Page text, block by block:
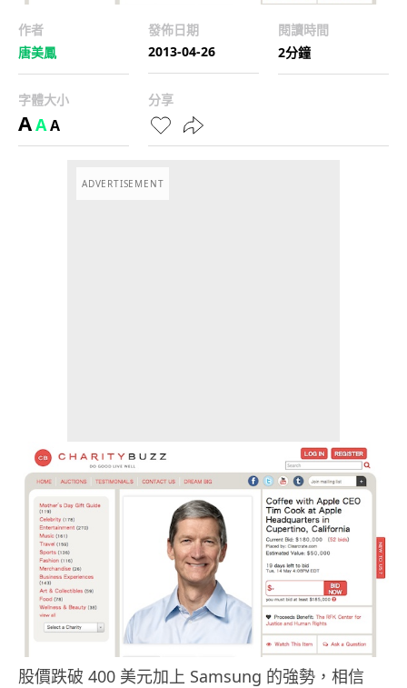
作者
唐美鳳
發佈日期
2013-04-26
閱讀時間
2分鐘
字體大小
AAA
分享
ADVERTISEMENT
股價跌破 400 美元加上 Samsung 的強勢，相信